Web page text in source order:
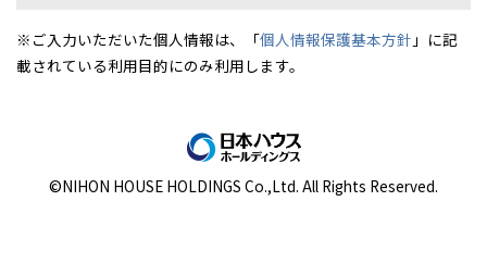
※ご入力いただいた個人情報は、「個人情報保護基本方針 」に記
載されている利用目的にのみ利用します。
©NIHON HOUSE HOLDINGS Co.,Ltd. All Rights Reserved.